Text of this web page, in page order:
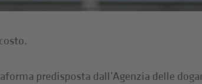
predisposta dall’Agenzia delle